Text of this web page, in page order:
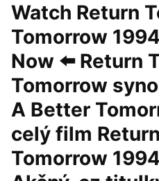
️Watch Return
Tomorrow
Now ⬅️ Return
Tomorrow
A Better
celý film
Tomorrow